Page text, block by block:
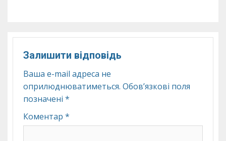
Залишити відповідь
Ваша e-mail адреса не
оприлюднюватиметься. Обов’язкові поля
позначені *
Коментар *